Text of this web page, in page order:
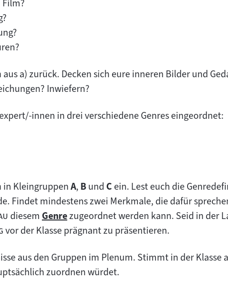
a) zurück. Decken sich eure inneren Bilder und
Inwiefern?
innen in drei verschiedene Genres eingeordnet:
in KleingruppenA, Bund C ein. Lest euch die
Findet mindestens zwei Merkmale, die dafür
"diesem Zum
Inhalt:
Genrezugeordnet werden kann. Seid in der
"vor der Klasse prägnant zu präsentieren.
aus den Gruppen im Plenum. Stimmt in der Klasse
zuordnen würdet.